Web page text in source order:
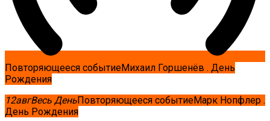
Повторяющееся событиеМихаил Горшенёв . День
Рождения
12авгВесь ДеньПовторяющееся событиеМарк Нопфлер .
День Рождения